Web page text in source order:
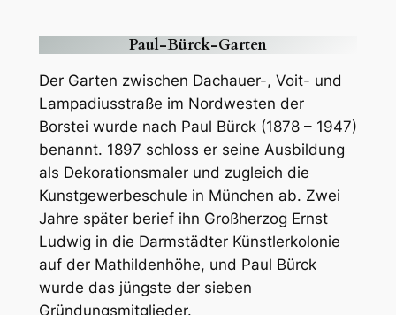
Paul-Bürck-Garten
Der Garten zwischen Dachauer-, Voit- und
Lampadiusstraße im Nordwesten der
Borstei wurde nach Paul Bürck (1878 – 1947)
benannt. 1897 schloss er seine Ausbildung
als Dekorationsmaler und zugleich die
Kunstgewerbeschule in München ab. Zwei
Jahre später berief ihn Großherzog Ernst
Ludwig in die Darmstädter Künstlerkolonie
auf der Mathildenhöhe, und Paul Bürck
wurde das jüngste der sieben
Gründungsmitglieder.